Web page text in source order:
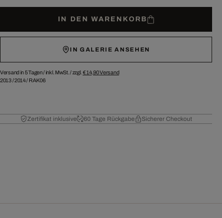
IN DEN WARENKORB
IN GALERIE ANSEHEN
Versand in 5 Tagen /inkl. MwSt. / zzgl. € 14,90Versand
2013/2014/ RAK06
Zertifikat inklusive 60 Tage Rückgabe Sicherer Checkout